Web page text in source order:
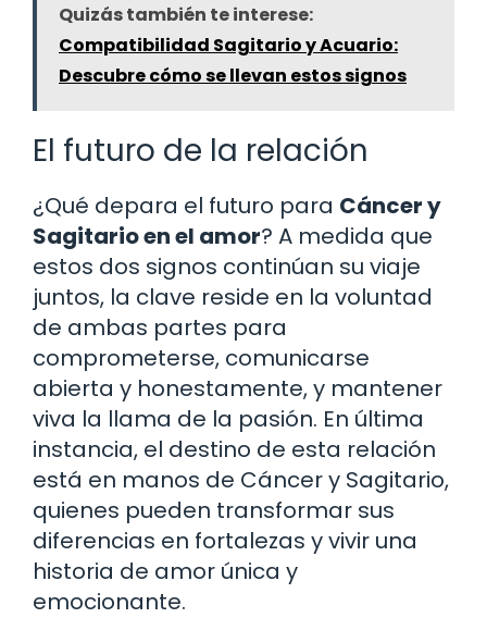
Quizás también te interese:
Compatibilidad Sagitario y Acuario:
Descubre cómo se llevan estos signos
El futuro de la relación
¿Qué depara el futuro para Cáncer y
Sagitario en el amor? A medida que
estos dos signos continúan su viaje
juntos, la clave reside en la voluntad
de ambas partes para
comprometerse, comunicarse
abierta y honestamente, y mantener
viva la llama de la pasión. En última
instancia, el destino de esta relación
está en manos de Cáncer y Sagitario,
quienes pueden transformar sus
diferencias en fortalezas y vivir una
historia de amor única y
emocionante.